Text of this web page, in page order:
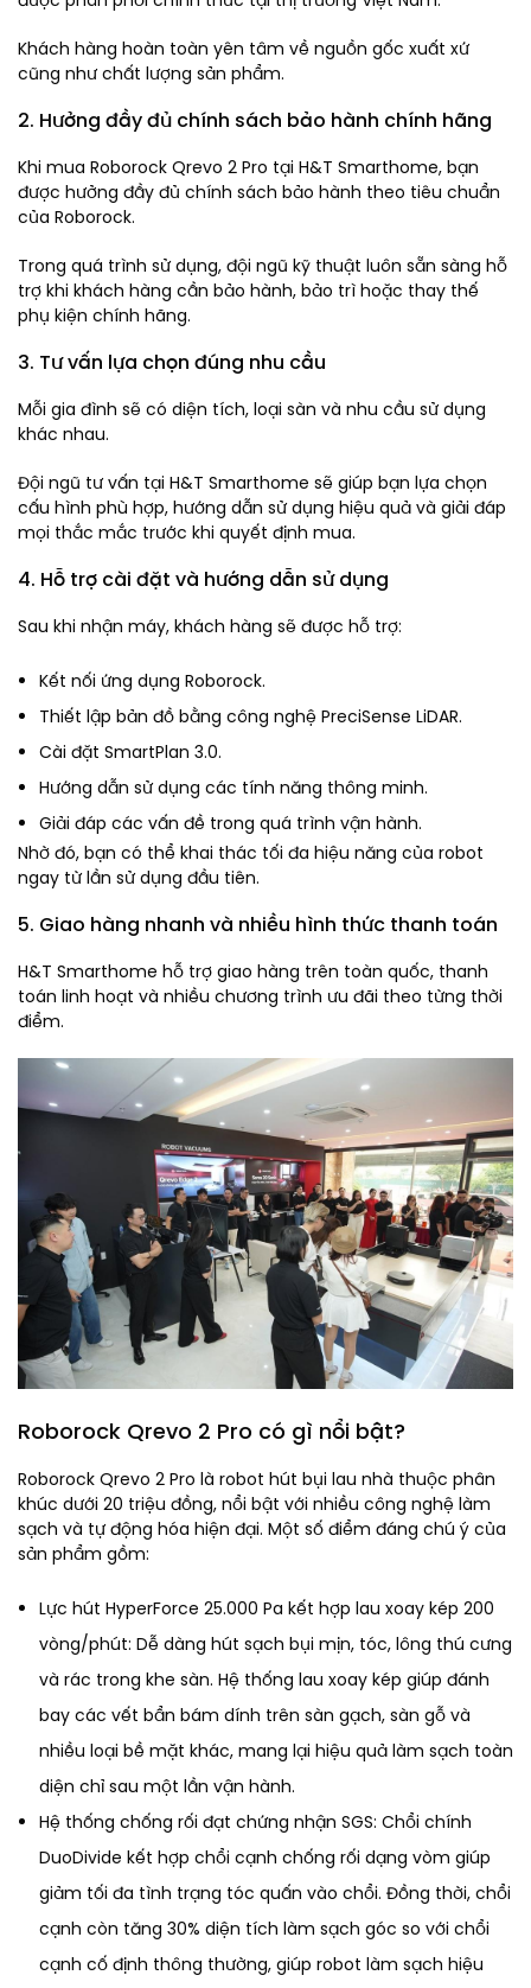
Khách hàng hoàn toàn yên tâm về nguồn gốc xuất xứ
cũng như chất lượng sản phẩm.
2. Hưởng đầy đủ chính sách bảo hành chính hãng
Khi mua Roborock Qrevo 2 Pro tại H&T Smarthome, bạn
được hưởng đầy đủ chính sách bảo hành theo tiêu chuẩn
của Roborock.
Trong quá trình sử dụng, đội ngũ kỹ thuật luôn sẵn sàng hỗ
trợ khi khách hàng cần bảo hành, bảo trì hoặc thay thế
phụ kiện chính hãng.
3. Tư vấn lựa chọn đúng nhu cầu
Mỗi gia đình sẽ có diện tích, loại sàn và nhu cầu sử dụng
khác nhau.
Đội ngũ tư vấn tại H&T Smarthome sẽ giúp bạn lựa chọn
cấu hình phù hợp, hướng dẫn sử dụng hiệu quả và giải đáp
mọi thắc mắc trước khi quyết định mua.
4. Hỗ trợ cài đặt và hướng dẫn sử dụng
Sau khi nhận máy, khách hàng sẽ được hỗ trợ:
Kết nối ứng dụng Roborock.
Thiết lập bản đồ bằng công nghệ PreciSense LiDAR.
Cài đặt SmartPlan 3.0.
Hướng dẫn sử dụng các tính năng thông minh.
Giải đáp các vấn đề trong quá trình vận hành.
Nhờ đó, bạn có thể khai thác tối đa hiệu năng của robot
ngay từ lần sử dụng đầu tiên.
5. Giao hàng nhanh và nhiều hình thức thanh toán
H&T Smarthome hỗ trợ giao hàng trên toàn quốc, thanh
toán linh hoạt và nhiều chương trình ưu đãi theo từng thời
điểm.
Roborock Qrevo 2 Pro có gì nổi bật?
Roborock Qrevo 2 Pro là robot hút bụi lau nhà thuộc phân
khúc dưới 20 triệu đồng, nổi bật với nhiều công nghệ làm
sạch và tự động hóa hiện đại. Một số điểm đáng chú ý của
sản phẩm gồm:
Lực hút HyperForce 25.000 Pa kết hợp lau xoay kép 200
vòng/phút: Dễ dàng hút sạch bụi mịn, tóc, lông thú cưng
và rác trong khe sàn. Hệ thống lau xoay kép giúp đánh
bay các vết bẩn bám dính trên sàn gạch, sàn gỗ và
nhiều loại bề mặt khác, mang lại hiệu quả làm sạch toàn
diện chỉ sau một lần vận hành.
Hệ thống chống rối đạt chứng nhận SGS: Chổi chính
DuoDivide kết hợp chổi cạnh chống rối dạng vòm giúp
giảm tối đa tình trạng tóc quấn vào chổi. Đồng thời, chổi
cạnh còn tăng 30% diện tích làm sạch góc so với chổi
cạnh cố định thông thường, giúp robot làm sạch hiệu